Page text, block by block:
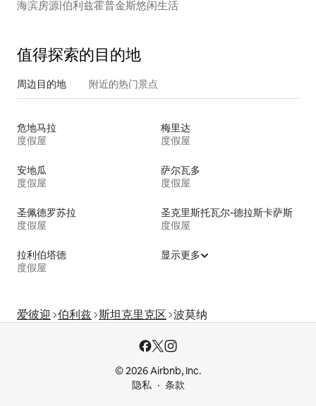
海滨房源|伯利兹霍普金斯悠闲生活
值得探索的目的地
周边目的地 附近的热门景点
危地马拉
度假屋
梅里达
度假屋
安地瓜
度假屋
萨尔瓦多
度假屋
圣佩德罗苏拉
度假屋
圣克里斯托瓦尔-德拉斯卡萨斯
度假屋
拉利伯塔德
度假屋
显示更多
爱彼迎 伯利兹 斯坦克里克区 波莫纳
© 2026 Airbnb, Inc.
隐私
条款